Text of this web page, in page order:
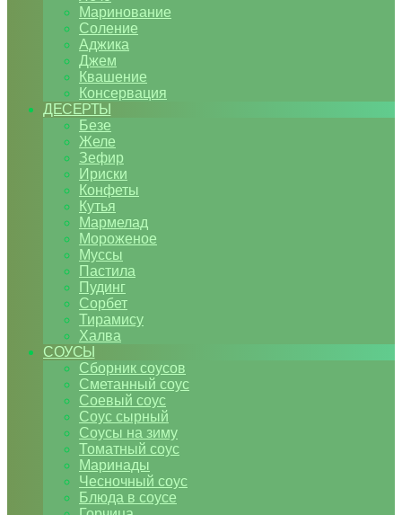
Маринование
Соление
Аджика
Джем
Квашение
Консервация
ДЕСЕРТЫ
Безе
Желе
Зефир
Ириски
Конфеты
Кутья
Мармелад
Мороженое
Муссы
Пастила
Пудинг
Сорбет
Тирамису
Халва
СОУСЫ
Сборник соусов
Сметанный соус
Соевый соус
Соус сырный
Соусы на зиму
Томатный соус
Маринады
Чесночный соус
Блюда в соусе